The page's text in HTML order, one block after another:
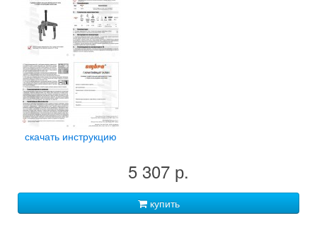
скачать инструкцию
5 307 р.
купить